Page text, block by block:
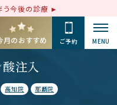
う今後の診療
月のおすすめ ご予約 MENU
注入
高知院 那覇院